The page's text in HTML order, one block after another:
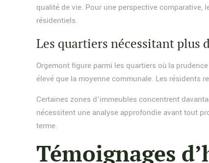
qualité de vie. Pour une perspective comparative,
résidentiels.
Les quartiers nécessitant plus
Orgemont figure parmi les quartiers où la
élevé que la moyenne communale. Les résidents
Certaines zones d’immeubles concentrent
nécessitent une analyse approfondie avant tout
terme.
Témoignages